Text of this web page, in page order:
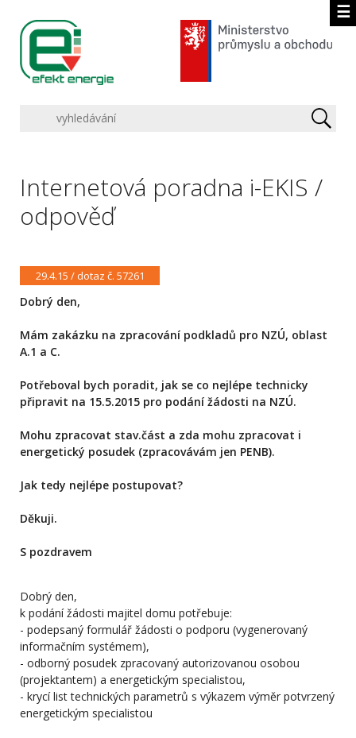
☰
Internetová poradna i-EKIS /
odpověď
29.4.15 / dotaz č. 57261
Dobrý den,
Mám zakázku na zpracování podkladů pro NZÚ, oblast
A.1 a C.
Potřeboval bych poradit, jak se co nejlépe technicky
připravit na 15.5.2015 pro podání žádosti na NZÚ.
Mohu zpracovat stav.část a zda mohu zpracovat i
energetický posudek (zpracovávám jen PENB).
Jak tedy nejlépe postupovat?
Děkuji.
S pozdravem
Dobrý den,
k podání žádosti majitel domu potřebuje:
- podepsaný formulář žádosti o podporu (vygenerovaný
informačním systémem),
- odborný posudek zpracovaný autorizovanou osobou
(projektantem) a energetickým specialistou,
- krycí list technických parametrů s výkazem výměr potvrzený
energetickým specialistou